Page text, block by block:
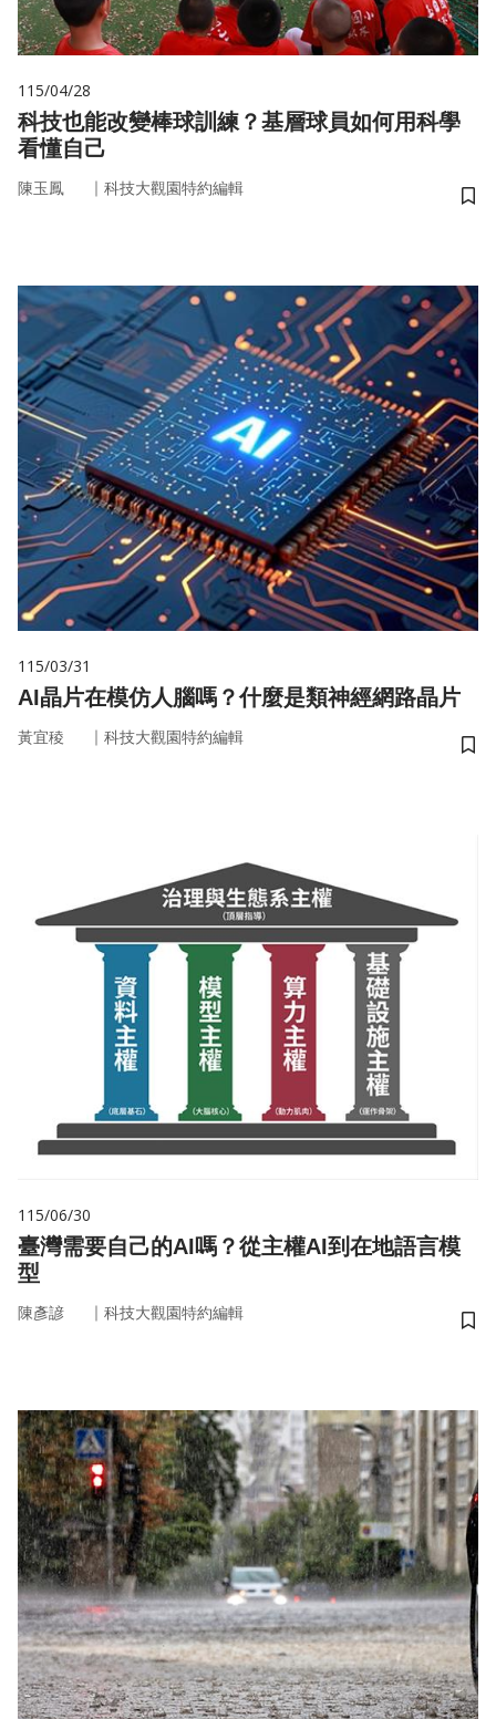
115/04/28
科技也能改變棒球訓練？基層球員如何用科學
看懂自己
陳玉鳳 ｜ 科技大觀園特約編輯
儲
115/03/31
AI晶片在模仿人腦嗎？什麼是類神經網路晶片
黃宜稜 ｜ 科技大觀園特約編輯
儲
115/06/30
臺灣需要自己的AI嗎？從主權AI到在地語言模
型
陳彥諺 ｜ 科技大觀園特約編輯
儲